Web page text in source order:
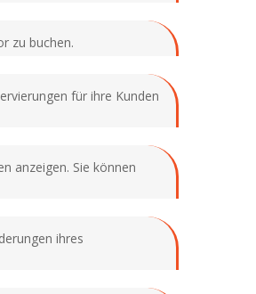
zu buchen.
für ihre Kunden
anzeigen. Sie können
ihres